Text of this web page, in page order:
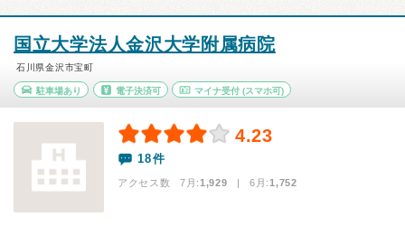
国立大学法人金沢大学附属病院
石川県金沢市宝町
駐車場あり 電子決済可 マイナ受付 (スマホ可)
4.23
18件
アクセス数 7月:1,929 | 6月:1,752